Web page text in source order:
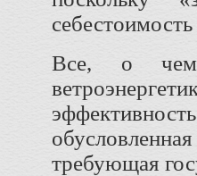
Все, о чем
требующая